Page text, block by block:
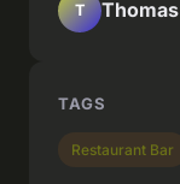
T Thomas
TAGS
Restaurant Bar